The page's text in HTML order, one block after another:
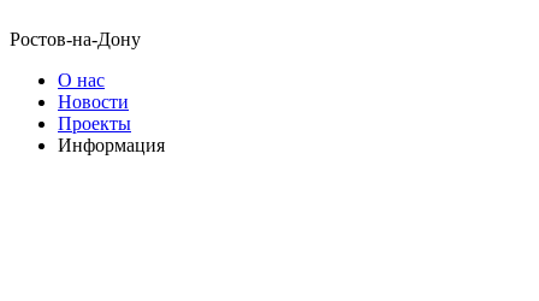
Ростов-на-Дону
О нас
Новости
Проекты
Информация